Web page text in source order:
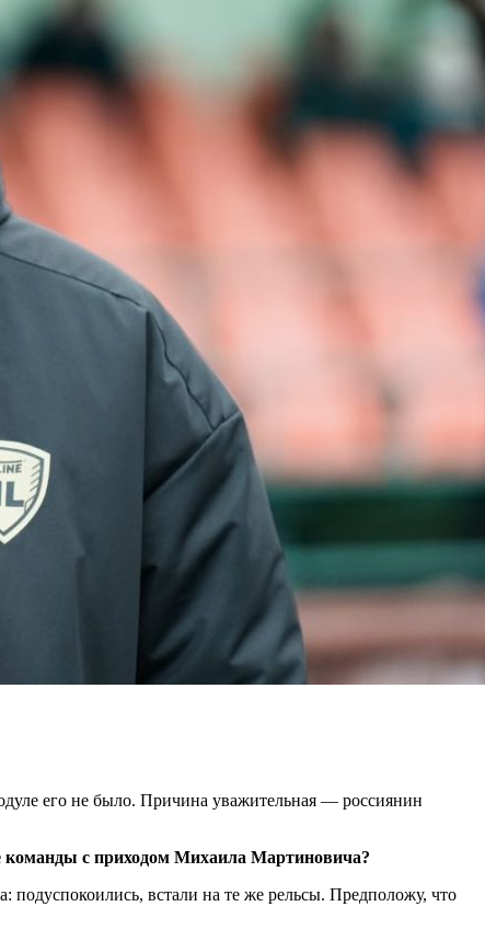
его не было. Причина уважительная — россиянин
команды с приходом Михаила Мартиновича?
подуспокоились, встали на те же рельсы. Предположу, что